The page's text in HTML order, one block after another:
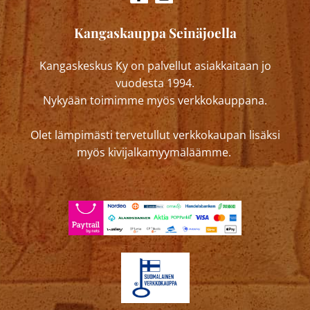
Kangaskauppa Seinäjoella
Kangaskeskus Ky on palvellut asiakkaitaan jo
vuodesta 1994.
Nykyään toimimme myös verkkokauppana.
Olet lämpimästi tervetullut verkkokaupan lisäksi
myös kivijalkamyymäläämme.